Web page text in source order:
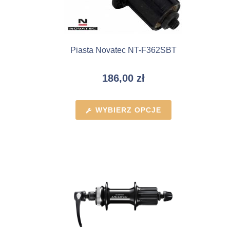
Piasta Novatec NT-F362SBT
186,00 zł
WYBIERZ OPCJE